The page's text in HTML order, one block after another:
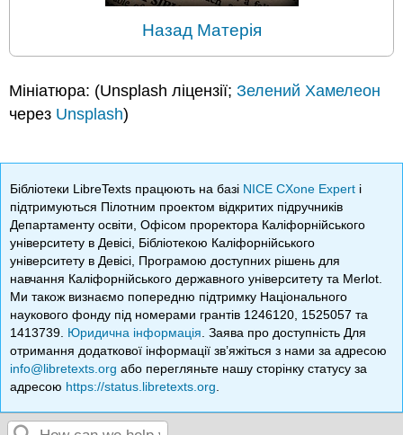
Назад Матерія
Мініатюра: (Unsplash ліцензії;Зелений Хамелеон
через Unsplash)
Бібліотеки LibreTexts працюють на базі NICE CXone Expert і
підтримуються Пілотним проектом відкритих підручників
Департаменту освіти, Офісом проректора Каліфорнійського
університету в Девісі, Бібліотекою Каліфорнійського
університету в Девісі, Програмою доступних рішень для
навчання Каліфорнійського державного університету та Merlot.
Ми також визнаємо попередню підтримку Національного
наукового фонду під номерами грантів 1246120, 1525057 та
1413739. Юридична інформація . Заява про доступність Для
отримання додаткової інформації зв’яжіться з нами за адресою
info@libretexts.org або перегляньте нашу сторінку статусу за
адресою https://status.libretexts.org